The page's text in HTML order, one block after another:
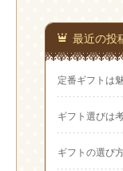
最近の投
定番ギフトは
ギフト選びは
ギフトの選び